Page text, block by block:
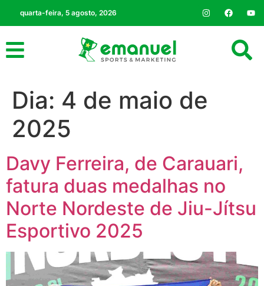
quarta-feira, 5 agosto, 2026
Dia: 4 de maio de
2025
Davy Ferreira, de Carauari,
fatura duas medalhas no
Norte Nordeste de Jiu-Jítsu
Esportivo 2025